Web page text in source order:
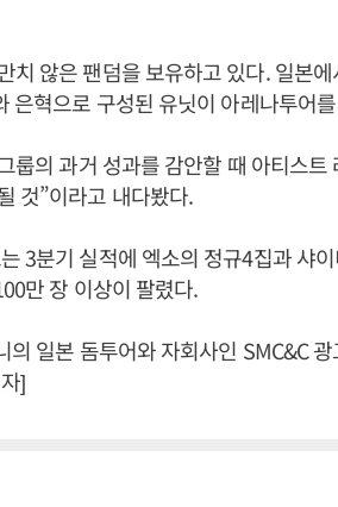
치 않은 팬덤을 보유하고 있다. 일본
은혁으로 구성된 유닛이 아레나투어
룹의 과거 성과를 감안할 때 아티스
것”이라고 내다봤다.
3분기 실적에 엑소의 정규4집과 샤
만 장 이상이 팔렸다.
의 일본 돔투어와 자회사인 SMC&C
]